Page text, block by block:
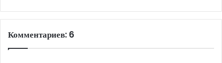
Комментариев: 6